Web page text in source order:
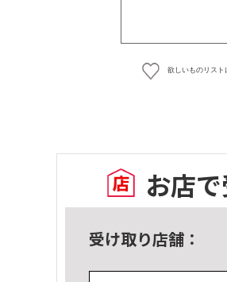
欲しいものリスト
お店
受け取り店舗：